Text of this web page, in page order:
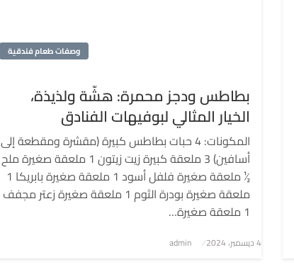
وصفات طعام فندقية
بطاطس ودجز محمرة: هشّة ولذيذة،
الخيار المثالي لبوفيهات الفنادق
المكونات: 4 حبات بطاطس كبيرة (مقشرة ومقطعة إلى
أسافين) 3 ملعقة كبيرة زيت زيتون 1 ملعقة صغيرة ملح
½ ملعقة صغيرة فلفل أسود 1 ملعقة صغيرة بابريكا 1
ملعقة صغيرة بودرة الثوم 1 ملعقة صغيرة زعتر مجفف
1 ملعقة صغيرة…
نُشر
4 ديسمبر، 2024 admin